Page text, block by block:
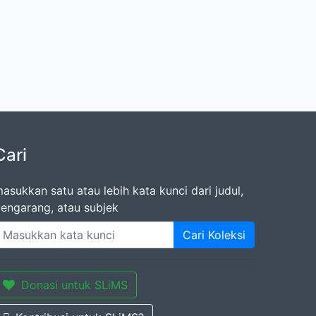
satu atau lebih kata kunci dari judul,
atau subjek
Cari Koleksi
Donasi untuk SLiMS